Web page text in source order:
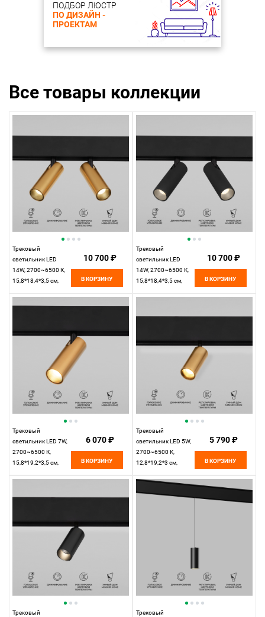
ПОДБОР ЛЮСТР
ПО ДИЗАЙН -
ПРОЕКТАМ
Все товары коллекции
Трековый
светильник LED
14W, 2700~6500 К,
15,8*18,4*3,5 см,
10 700 ₽
В КОРЗИНУ
Трековый
светильник LED
14W, 2700~6500 К,
15,8*18,4*3,5 см,
10 700 ₽
В КОРЗИНУ
Трековый
светильник LED 7W,
2700~6500 К,
15,8*19,2*3,5 см,
6 070 ₽
В КОРЗИНУ
Трековый
светильник LED 5W,
2700~6500 К,
12,8*19,2*3 см,
Elektrostandard Slim
Magnetic 85071/01
5 790 ₽
В КОРЗИНУ
Трековый
Трековый